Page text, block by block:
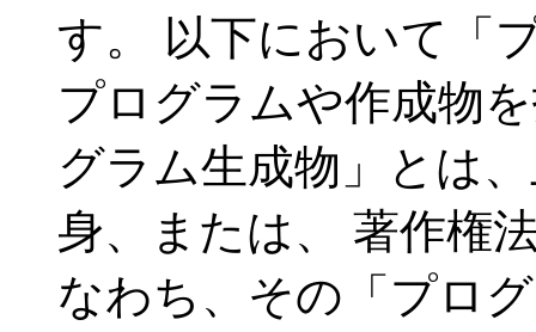
す。 以下において「
プログラムや作成物
グラム生成物」とは
身、または、 著作権
なわち、その「プロ